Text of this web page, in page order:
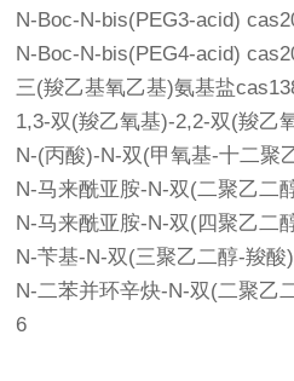
N-Boc-N-bis(PEG3-acid)
N-Boc-N-bis(PEG4-acid)
三(羧乙基氧乙基)氨基盐
1,3-双(羧乙氧基)-2,2-双(羧乙
N-(丙酸)-N-双(甲氧基-十二聚
N-马来酰亚胺-N-双(二聚乙二
N-马来酰亚胺-N-双(四聚乙二
N-苄基-N-双(三聚乙二醇-羧酸
N-二苯并环辛炔-N-双(二聚乙
6